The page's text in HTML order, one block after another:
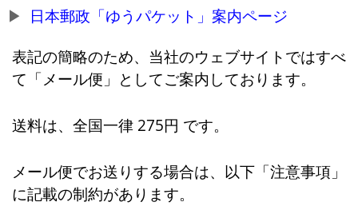
日本郵政「ゆうパケット」案内ページ
表記の簡略のため、当社のウェブサイトではすべ
て「メール便」としてご案内しております。
送料は、全国一律 275円 です。
メール便でお送りする場合は、以下「注意事項」
に記載の制約があります。